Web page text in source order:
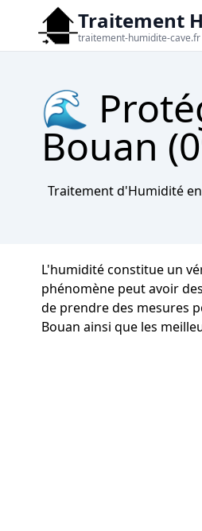
Traitement
traitement-humidite-cave.fr
🌊
Bouan
Traitement d'Humidité
L'humidité constitue un
phénomène peut avoir
de prendre des mesures
Bouan ainsi que les